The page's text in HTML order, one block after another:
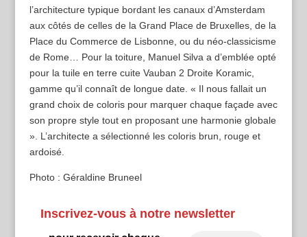
l’architecture typique bordant les canaux d’Amsterdam
aux côtés de celles de la Grand Place de Bruxelles, de la
Place du Commerce de Lisbonne, ou du néo-classicisme
de Rome… Pour la toiture, Manuel Silva a d’emblée opté
pour la tuile en terre cuite Vauban 2 Droite Koramic,
gamme qu’il connaît de longue date. « Il nous fallait un
grand choix de coloris pour marquer chaque façade avec
son propre style tout en proposant une harmonie globale
». L’architecte a sélectionné les coloris brun, rouge et
ardoisé.
Photo : Géraldine Bruneel
Inscrivez-vous à notre newsletter